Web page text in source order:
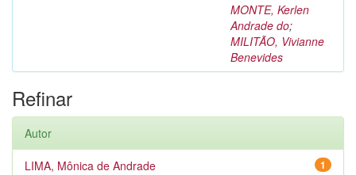
MONTE, Kerlen
Andrade do;
MILITÃO, Vivianne
Benevides
Refinar
Autor
1
LIMA, Mônica de Andrade